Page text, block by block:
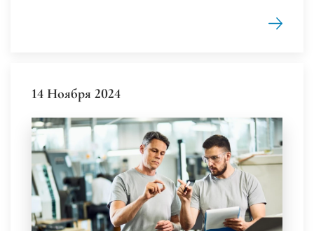
14 Ноября 2024